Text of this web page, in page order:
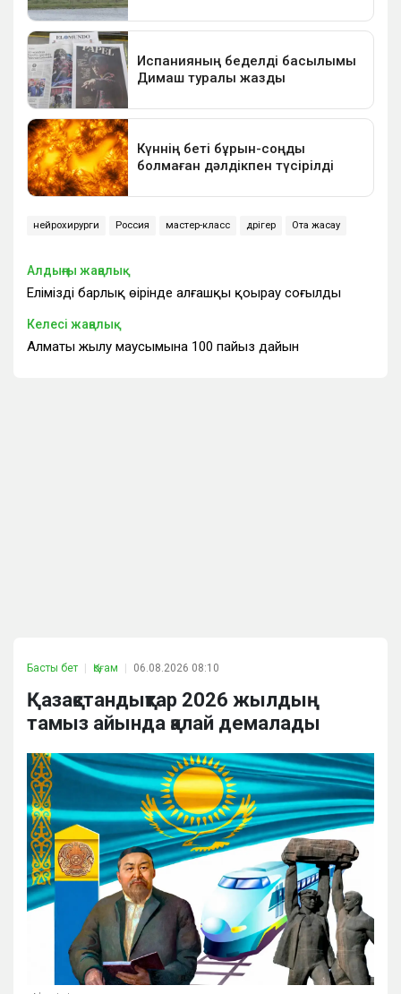
нейрохирурги Россия мастер-класс дәрігер Ота жасау
Алдыңғы жаңалық
Еліміздің барлық өңірінде алғашқы қоңырау соғылды
Келесі жаңалық
Алматы жылу маусымына 100 пайыз дайын
Басты бет Қоғам 06.08.2026 08:10
Қазақстандықтар 2026 жылдың
тамыз айында қалай демалады